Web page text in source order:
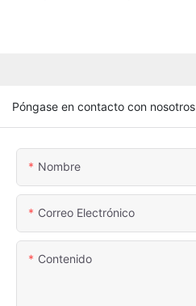
Póngase en contacto con nosotros
Nombre
Correo Electrónico
Contenido